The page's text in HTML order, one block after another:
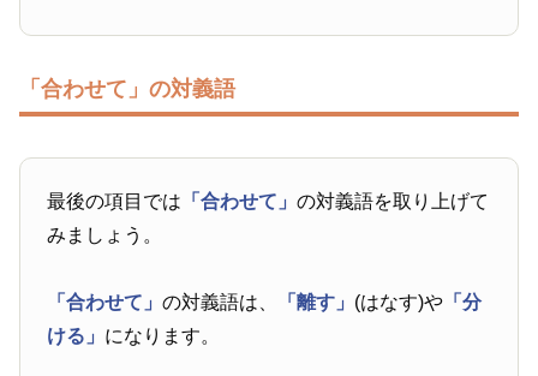
「合わせて」の対義語
最後の項目では 「合わせて」の対義語を取り上げて
みましょう。
「合わせて」の対義語は、 「離す」 (はなす)や 「分
ける」 になります。